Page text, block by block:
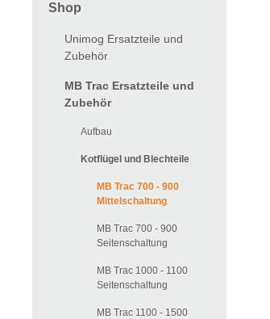
Shop
Unimog Ersatzteile und
Zubehör
MB Trac Ersatzteile und
Zubehör
Aufbau
Kotflügel und Blechteile
MB Trac 700 - 900
Mittelschaltung
MB Trac 700 - 900
Seitenschaltung
MB Trac 1000 - 1100
Seitenschaltung
MB Trac 1100 - 1500